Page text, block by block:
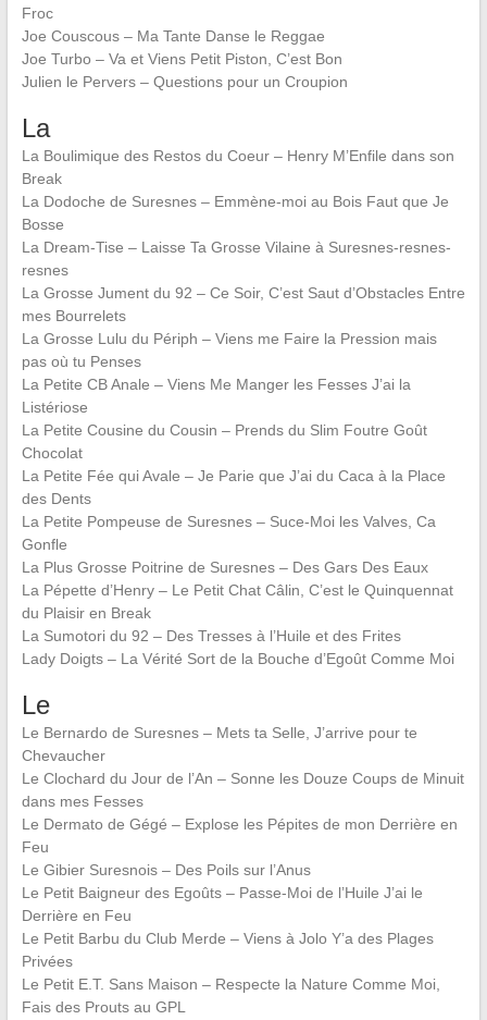
Froc
Joe Couscous – Ma Tante Danse le Reggae
Joe Turbo – Va et Viens Petit Piston, C’est Bon
Julien le Pervers – Questions pour un Croupion
La
La Boulimique des Restos du Coeur – Henry M’Enfile dans son
Break
La Dodoche de Suresnes – Emmène-moi au Bois Faut que Je
Bosse
La Dream-Tise – Laisse Ta Grosse Vilaine à Suresnes-resnes-
resnes
La Grosse Jument du 92 – Ce Soir, C’est Saut d’Obstacles Entre
mes Bourrelets
La Grosse Lulu du Périph – Viens me Faire la Pression mais
pas où tu Penses
La Petite CB Anale – Viens Me Manger les Fesses J’ai la
Listériose
La Petite Cousine du Cousin – Prends du Slim Foutre Goût
Chocolat
La Petite Fée qui Avale – Je Parie que J’ai du Caca à la Place
des Dents
La Petite Pompeuse de Suresnes – Suce-Moi les Valves, Ca
Gonfle
La Plus Grosse Poitrine de Suresnes – Des Gars Des Eaux
La Pépette d’Henry – Le Petit Chat Câlin, C’est le Quinquennat
du Plaisir en Break
La Sumotori du 92 – Des Tresses à l’Huile et des Frites
Lady Doigts – La Vérité Sort de la Bouche d’Egoût Comme Moi
Le
Le Bernardo de Suresnes – Mets ta Selle, J’arrive pour te
Chevaucher
Le Clochard du Jour de l’An – Sonne les Douze Coups de Minuit
dans mes Fesses
Le Dermato de Gégé – Explose les Pépites de mon Derrière en
Feu
Le Gibier Suresnois – Des Poils sur l’Anus
Le Petit Baigneur des Egoûts – Passe-Moi de l’Huile J’ai le
Derrière en Feu
Le Petit Barbu du Club Merde – Viens à Jolo Y’a des Plages
Privées
Le Petit E.T. Sans Maison – Respecte la Nature Comme Moi,
Fais des Prouts au GPL